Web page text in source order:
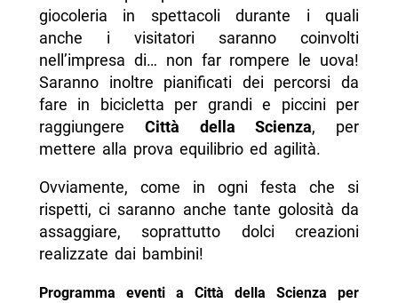
giocoleria in spettacoli durante i quali
anche i visitatori saranno coinvolti
nell’impresa di… non far rompere le uova!
Saranno inoltre pianificati dei percorsi da
fare in bicicletta per grandi e piccini per
raggiungere Città della Scienza, per
mettere alla prova equilibrio ed agilità.
Ovviamente, come in ogni festa che si
rispetti, ci saranno anche tante golosità da
assaggiare, soprattutto dolci creazioni
realizzate dai bambini!
Programma eventi a Città della Scienza per